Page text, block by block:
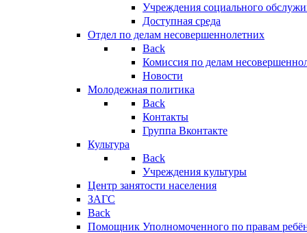
Учреждения социального
Доступная среда
Отдел по делам несовершеннолетних
Back
Комиссия по делам
Новости
Молодежная политика
Back
Контакты
Группа Вконтакте
Культура
Back
Учреждения культуры
Центр занятости населения
ЗАГС
Back
Помощник Уполномоченного по правам